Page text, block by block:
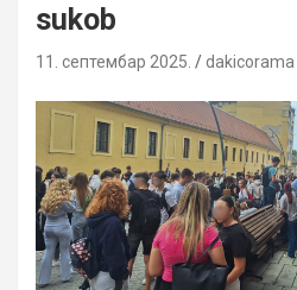
sukob
11. септембар 2025. dakicorama